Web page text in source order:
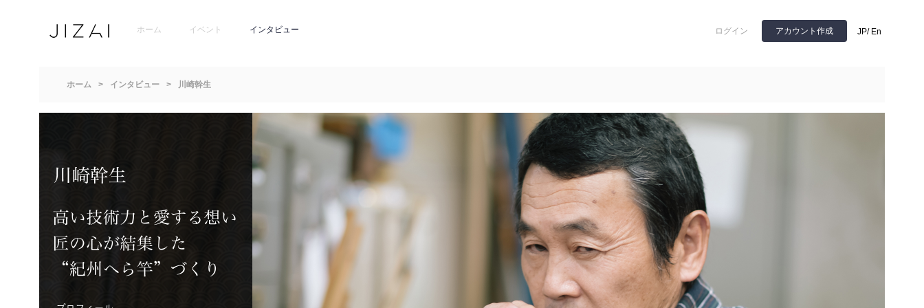
ホーム イベント インタビュー JP/ En
アカウント作成
ログイン
ホーム > インタビュー > 川崎幹生